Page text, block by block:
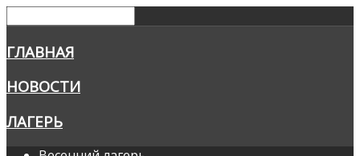
ГЛАВНАЯ
НОВОСТИ
ЛАГЕРЬ